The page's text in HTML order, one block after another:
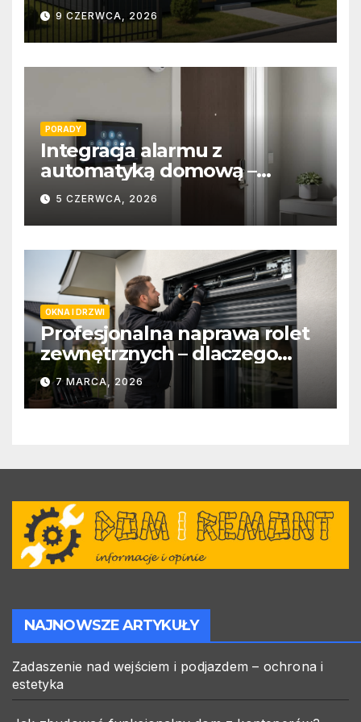
9 CZERWCA, 2026
PORADY
Integracja alarmu z
automatyką domową –
wygoda i bezpieczeństwo
5 CZERWCA, 2026
OKNA I DRZWI
Profesjonalna naprawa rolet
zewnętrznych – dlaczego
warto zlecić ją specjalistom?
7 MARCA, 2026
NAJNOWSZE ARTYKUŁY
Zadaszenie nad wejściem i podjazdem – ochrona i
estetyka